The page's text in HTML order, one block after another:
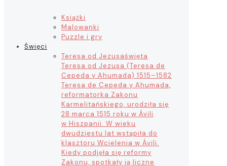
Książki
Malowanki
Puzzle i gry
Święci
Teresa od Jezusaświęta
Teresa od Jezusa (Teresa de
Cepeda y Ahumada) 1515–1582
Teresa de Cepeda y Ahumada,
reformatorka Zakonu
Karmelitańskiego, urodziła się
28 marca 1515 roku w Ávili
w Hiszpanii. W wieku
dwudziestu lat wstąpiła do
klasztoru Wcielenia w Ávili.
Kiedy podjęła się reformy
Zakonu, spotkały ją liczne